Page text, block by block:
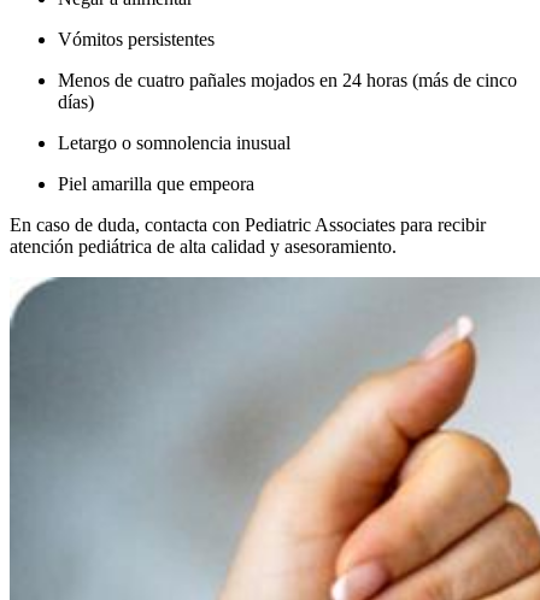
Vómitos persistentes
Menos de cuatro pañales mojados en 24 horas (más de cinco
días)
Letargo o somnolencia inusual
Piel amarilla que empeora
En caso de duda, contacta con Pediatric Associates para recibir
atención pediátrica de alta calidad y asesoramiento.